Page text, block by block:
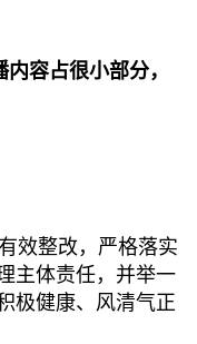
容占很小部分，
效整改，严格落实
主体责任，并举一
极健康、风清气正